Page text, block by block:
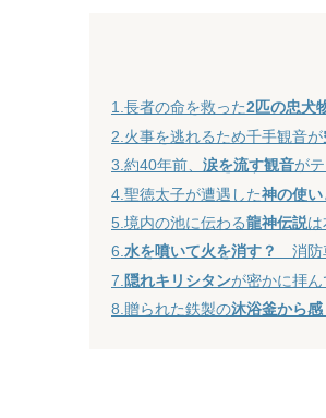
1.長者の命を救った2匹の忠犬
2.火事を逃れるため千手観音が
3.約40年前、 涙を流す観音が
4.聖徳太子が遭遇した神の使い
5.境内の池に伝わる龍神伝説
6.水を噴いて火を消す？
消防
7. 隠れキリシタンが密かに拝
8.贈られた鉄製の沐浴釜から